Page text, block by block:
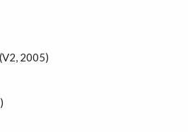
2005)